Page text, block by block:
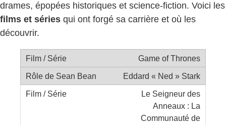
drames, épopées historiques et science-fiction. Voici les
films et séries qui ont forgé sa carrière et où les
découvrir.
Game of Thrones
Eddard « Ned » Stark
Le Seigneur des
Anneaux : La
Communauté de